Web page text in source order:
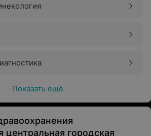
Показать ещё
центральная городская